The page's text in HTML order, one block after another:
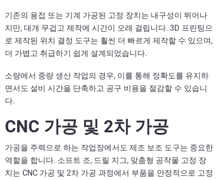
기존의 용접 또는 기계 가공된 고정 장치는 내구성이 뛰어나
지만, 대개 무겁고 제작에 시간이 오래 걸립니다. 3D 프린팅으
로 제작된 위치 결정 도구는 훨씬 더 빠르게 제작할 수 있으며,
더 가볍고 취급하기 쉽게 설계되었습니다.
소량에서 중량 생산 작업의 경우, 이를 통해 정확도를 유지하
면서도 설비 시간을 단축하고 공구 비용을 절감할 수 있습니
다.
CNC 가공 및 2차 가공
가공을 주력으로 하는 작업장에서도 제조 보조 도구는 중요한
역할을 합니다. 소프트 조, 드릴 지그, 맞춤형 공작물 고정 장
치는 CNC 가공 및 2차 가공 과정에서 부품을 안정적으로 고정